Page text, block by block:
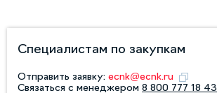
Специалистам по закупкам
Отправить заявку: ecnk@ecnk.ru
Связаться с менеджером 8 800 777 18 43